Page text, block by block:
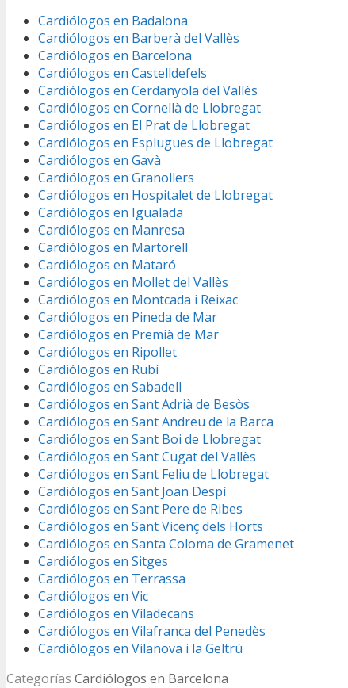
Cardiólogos en Badalona
Cardiólogos en Barberà del Vallès
Cardiólogos en Barcelona
Cardiólogos en Castelldefels
Cardiólogos en Cerdanyola del Vallès
Cardiólogos en Cornellà de Llobregat
Cardiólogos en El Prat de Llobregat
Cardiólogos en Esplugues de Llobregat
Cardiólogos en Gavà
Cardiólogos en Granollers
Cardiólogos en Hospitalet de Llobregat
Cardiólogos en Igualada
Cardiólogos en Manresa
Cardiólogos en Martorell
Cardiólogos en Mataró
Cardiólogos en Mollet del Vallès
Cardiólogos en Montcada i Reixac
Cardiólogos en Pineda de Mar
Cardiólogos en Premià de Mar
Cardiólogos en Ripollet
Cardiólogos en Rubí
Cardiólogos en Sabadell
Cardiólogos en Sant Adrià de Besòs
Cardiólogos en Sant Andreu de la Barca
Cardiólogos en Sant Boi de Llobregat
Cardiólogos en Sant Cugat del Vallès
Cardiólogos en Sant Feliu de Llobregat
Cardiólogos en Sant Joan Despí
Cardiólogos en Sant Pere de Ribes
Cardiólogos en Sant Vicenç dels Horts
Cardiólogos en Santa Coloma de Gramenet
Cardiólogos en Sitges
Cardiólogos en Terrassa
Cardiólogos en Vic
Cardiólogos en Viladecans
Cardiólogos en Vilafranca del Penedès
Cardiólogos en Vilanova i la Geltrú
Categorías Cardiólogos en Barcelona